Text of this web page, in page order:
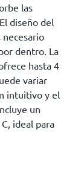
las
diseño del
necesario
dentro. La
hasta 4
variar
intuitivo y el
un
ideal para